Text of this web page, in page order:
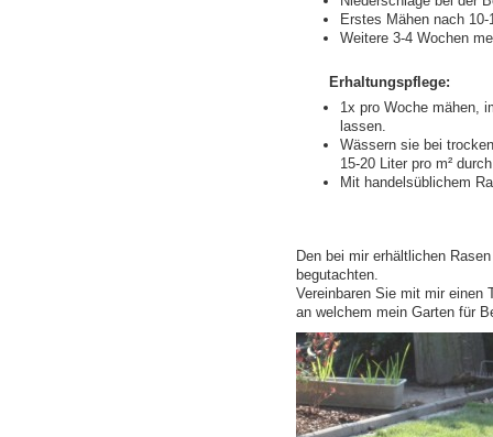
Erstes Mähen nach
Weitere 3-4 Wochen
Erhaltungspflege:
1x pro Woche mähen,
lassen.
Wässern sie bei
15-20 Liter pro m²
Mit handelsüblichem
Den bei mir erhältlichen
begutachten.
Vereinbaren Sie mit mir einen
an welchem mein Garten für